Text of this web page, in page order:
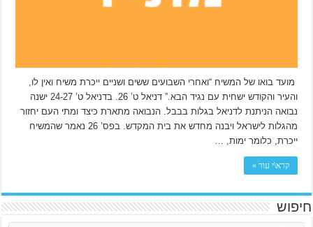
מועד בואו של המשיח “ואחרי השבועים ששים ושניים ייכרת משיח ואין לו,
והעיר והקודש ישחית עם נגיד הבא.” דניאל ט’ 26. בדניאל ט’ 24-27 ישנה
נבואה הניתנת לדניאל בגלות בבבל. הנבואה מתארת כיצד ומתי העם יחזור
מהגלות לישראל ויבנה מחדש את בית המקדש. בפס’ 26 נאמר שהמשיח
ייכרת, כלומר ימות, …
קרא\י עוד »
חיפוש